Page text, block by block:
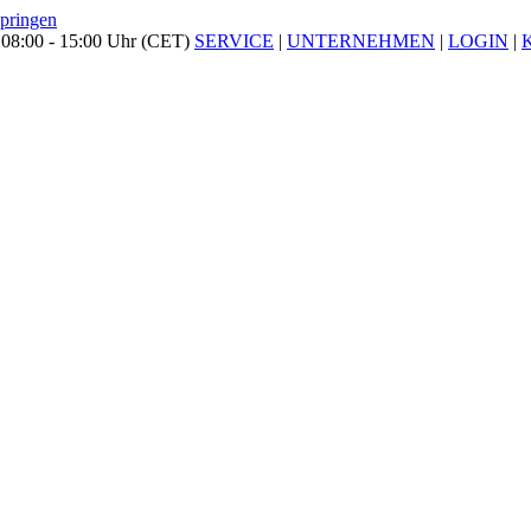
- 15:00 Uhr (CET) SERVICE | UNTERNEHMEN | LOGIN |